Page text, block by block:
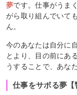
夢です。仕事がうま
がら取り組んでいて
ん。
今のあなたは自分に
とより、目の前にあ
うすることで、あな
仕事をサボる夢【